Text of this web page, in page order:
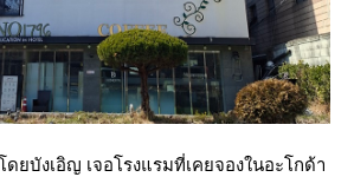
ยบังเอิญ เจอโรงแรมที่เคยจองในอะโกด้า